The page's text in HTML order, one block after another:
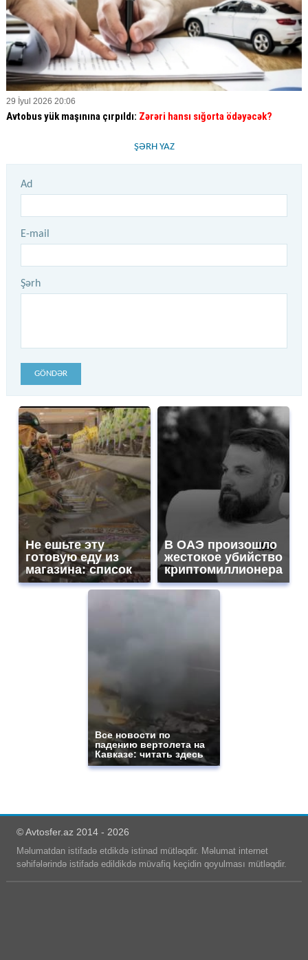
29 İyul 2026 20:06
Avtobus yük maşınına çırpıldı: Zərəri hansı sığorta ödəyəcək?
ŞƏRH YAZ
Ad
E-mail
Şərh
GÖNDƏR
Не ешьте эту
готовую еду из
магазина: список
В ОАЭ произошло
жестокое убийство
криптомиллионера
Все новости по
падению вертолета на
Кавказе: читать здесь
© Avtosfer.az 2014 - 2026
Məlumatdan istifadə etdikdə istinad mütləqdir. Məlumat internet
səhifələrində istifadə edildikdə müvafiq keçidin qoyulması mütləqdir.